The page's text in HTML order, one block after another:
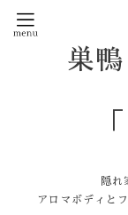
巣
隠れ
アロマボディと